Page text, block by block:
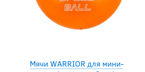
Мячи WARRIOR для мини-